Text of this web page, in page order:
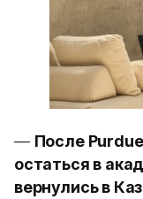
— После
остаться в
вернулись в